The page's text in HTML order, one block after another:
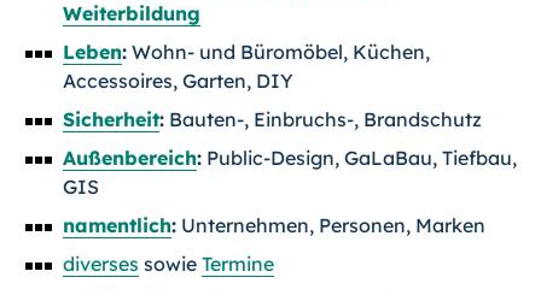
Weiterbildung
Leben: Wohn- und Büromöbel, Küchen,
Accessoires, Garten, DIY
Sicherheit: Bauten-, Einbruchs-, Brandschutz
Außenbereich: Public-Design, GaLaBau, Tiefbau,
GIS
namentlich: Unternehmen, Personen, Marken
diverses sowie Termine